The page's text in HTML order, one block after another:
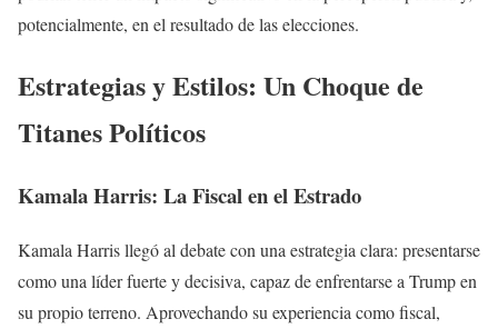
potencialmente, en el resultado de las elecciones.
Estrategias y Estilos: Un Choque de
Titanes Políticos
Kamala Harris: La Fiscal en el Estrado
Kamala Harris llegó al debate con una estrategia clara: presentarse
como una líder fuerte y decisiva, capaz de enfrentarse a Trump en
su propio terreno. Aprovechando su experiencia como fiscal,